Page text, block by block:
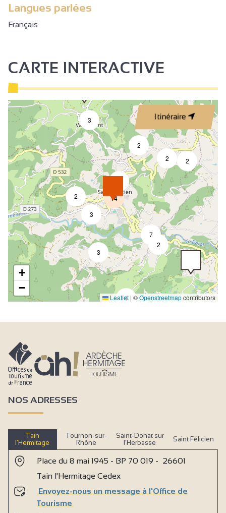
Langues parlées
Français
CARTE INTERACTIVE
Itinéraire
5
3
2
2
2
2
7
3
2
3
14
+
−
Leaflet | ©Openstreetmapcontributors
NOS ADRESSES
Tain
l’Hermitage
Tournon-sur-
Rhône
Saint-Donat sur
l’Herbasse
Saint Félicien
Place du 8 mai 1945 - BP 70 019 - 26601
Tain l'Hermitage Cedex
Envoyez-nous un message à l'Office de
Tourisme